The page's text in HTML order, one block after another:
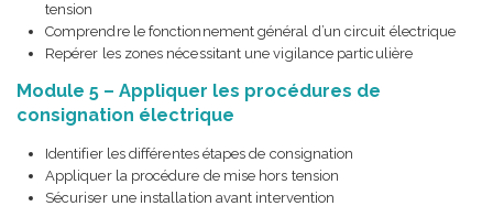
tension
Comprendre le fonctionnement général d’un circuit électrique
Repérer les zones nécessitant une vigilance particulière
Module 5 – Appliquer les procédures de
consignation électrique
Identifier les différentes étapes de consignation
Appliquer la procédure de mise hors tension
Sécuriser une installation avant intervention